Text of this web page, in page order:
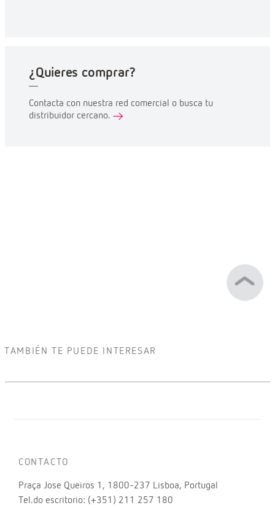
¿Quieres comprar?
Contacta con nuestra red comercial o busca tu
distribuidor cercano.
TAMBIÉN TE PUEDE INTERESAR
CONTACTO
Praça Jose Queiros 1, 1800-237 Lisboa, Portugal
Tel.do escritorio: (+351) 211 257 180